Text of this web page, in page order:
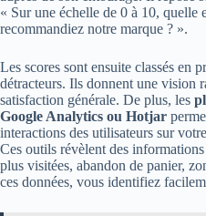
« Sur une échelle de 0 à 10, quelle
recommandiez notre marque ? ».
Les scores sont ensuite classés en
détracteurs. Ils donnent une vision
satisfaction générale. De plus, les
Google Analytics ou Hotjar
interactions des utilisateurs sur
Ces outils révèlent des
plus visitées, abandon de panier,
ces données, vous identifiez